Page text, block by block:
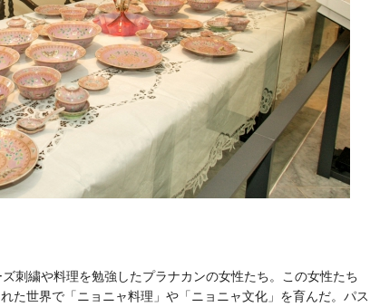
刺繍や料理を勉強したプラナカンの女性たち。この女性たち
た世界で「ニョニャ料理」や「ニョニャ文化」を育んだ。パス